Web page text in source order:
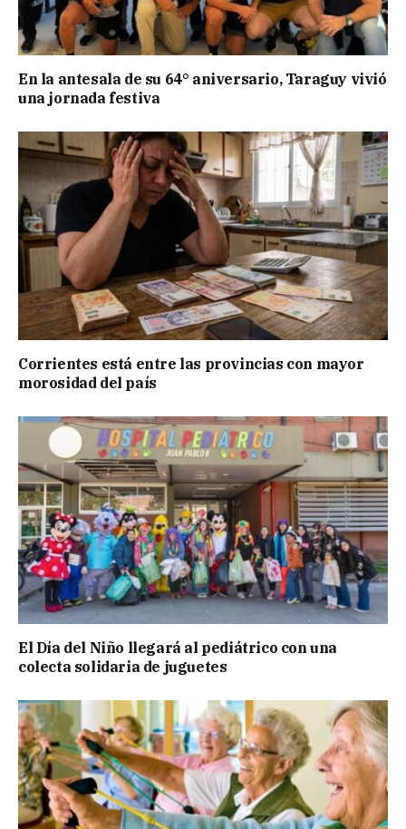
En la antesala de su 64° aniversario, Taraguy vivió
una jornada festiva
Corrientes está entre las provincias con mayor
morosidad del país
El Día del Niño llegará al pediátrico con una
colecta solidaria de juguetes